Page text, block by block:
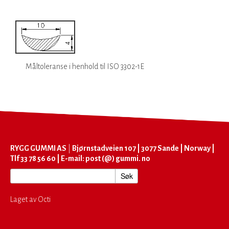
Måltoleranse i henhold til ISO 3302-1E
RYGG GUMMI AS
Bjørnstadveien 107 | 3077 Sande | Norway |
Tlf 33 78 56 60 | E-mail: post (@) gummi. no
Laget av Octi